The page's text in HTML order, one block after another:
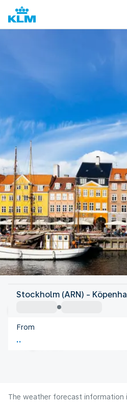
Denmark
Copenhagen
Denmark
Flight time
Stockholm (ARN) -
From
The weather forecast information